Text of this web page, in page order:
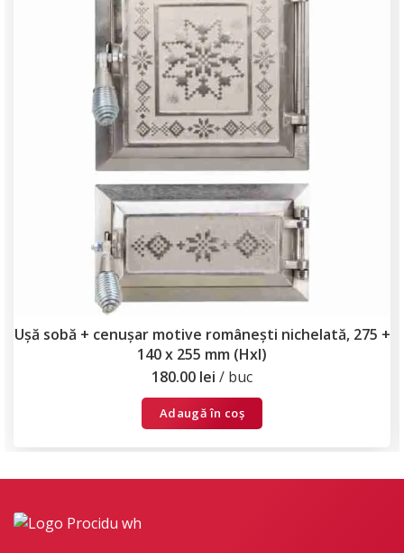
Ușă sobă + cenușar motive românești nichelată, 275 +
140 x 255 mm (Hxl)
180.00 lei buc
Adaugă în coș